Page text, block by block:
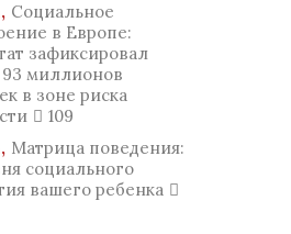
Социальное
в Европе:
зафиксировал
93 миллионов
в зоне риска
109
Матрица поведения:
социального
вашего ребенка